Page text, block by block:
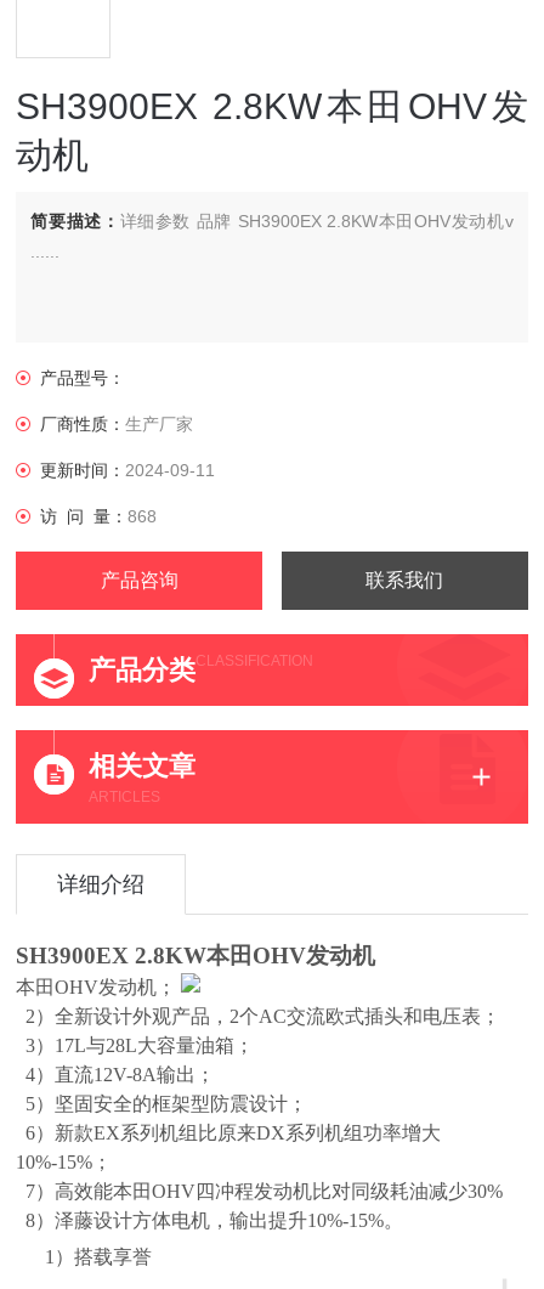
SH3900EX 2.8KW本田OHV发
动机
简要描述： 详细参数 品牌 SH3900EX 2.8KW本田OHV发动机v
产品型号：
厂商性质：生产厂家
更新时间： 2024-09-11
访 问 量：868
产品咨询 联系我们
产品分类CLASSIFICATION
相关文章
ARTICLES
详细介绍
SH3900EX 2.8KW本田 OHV发动机
本田OHV发动机；
2）全新设计外观产品， 2个AC交流欧式插头和电压表；
3） 17L与28L大容量油箱；
4）直流12V-8A输出；
5）坚固安全的框架型防震设计；
6）新款EX系列机组比原来DX系列机组功率增大
10%-15% ；
7）高效能本田OHV四冲程发动机比对同级耗油减少30%
8）泽藤设计方体电机，输出提升10%-15%。
1）搭载享誉